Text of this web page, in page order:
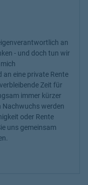
an
- und doch tun wir
eine private Rente
Zeit für
immer kürzer
Nachwuchs werden
oder Rente
uns gemeinsam